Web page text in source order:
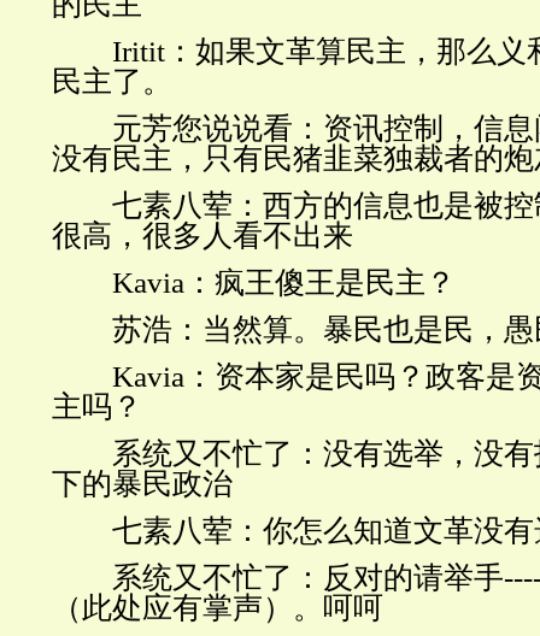
Iritit ：如果文革算民主，那么
民主了。
元芳您说说看：资讯控制，信息
没有民主，只有民猪韭菜独裁者的
七素八荤：西方的信息也是被控
很高，很多人看不出来
Kavia ：疯王傻王是民主？
苏浩：当然算。暴民也是民，愚
Kavia ：资本家是民吗？政客是
主吗？
系统又不忙了：没有选举，没有
下的暴民政治
七素八荤：你怎么知道文革没有
系统又不忙了：反对的请举手
（此处应有掌声）。呵呵